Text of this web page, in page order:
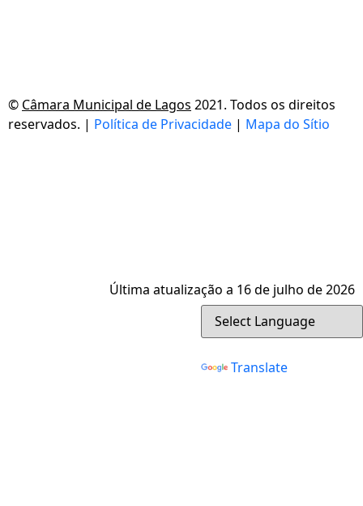
© Câmara Municipal de Lagos 2021. Todos os direitos
reservados. | Política de Privacidade | Mapa do Sítio
Última atualização a 16 de julho de 2026
Translate